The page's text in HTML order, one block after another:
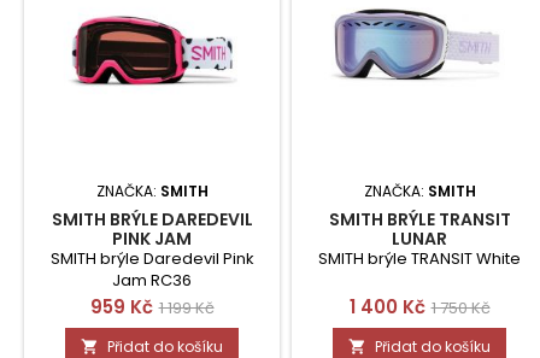
ZNAČKA: SMITH
SMITH BRÝLE DAREDEVIL
PINK JAM
SMITH brýle Daredevil Pink
Jam RC36
Cena
959 Kč Běžná
cena
1 199 Kč
 Přidat do košíku
ZNAČKA: SMITH
SMITH BRÝLE TRANSIT
LUNAR
SMITH brýle TRANSIT White
Cena
1 400 Kč Běžná
cena
1 750 Kč
 Přidat do košíku